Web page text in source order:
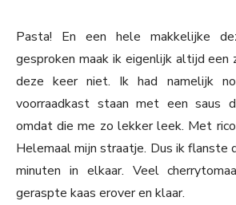
Pasta! En een hele makkelijke
gesproken maak ik eigenlijk altijd een
deze keer niet. Ik had namelijk
voorraadkast staan met een saus
omdat die me zo lekker leek. Met
Helemaal mijn straatje. Dus ik flanste
minuten in elkaar. Veel
geraspte kaas erover en klaar.